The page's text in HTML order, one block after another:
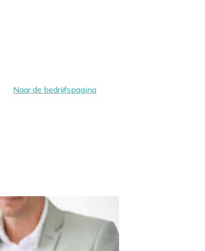
Naar de bedrijfspagina